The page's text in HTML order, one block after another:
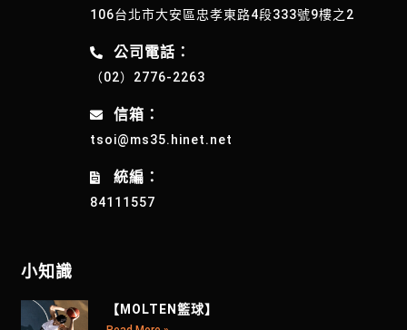
106台北市大安區忠孝東路4段333號9樓之2
公司電話：
（02）2776-2263
信箱：
tsoi@ms35.hinet.net
統編：
84111557
小知識
【MOLTEN籃球】